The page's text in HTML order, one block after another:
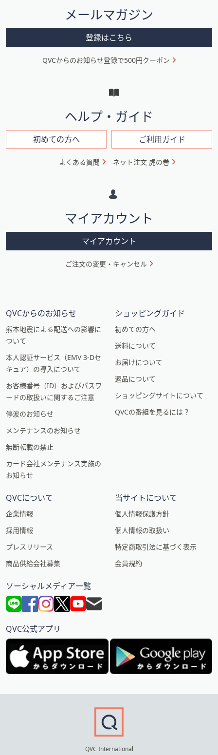
メ
ニ
ン
ン
メールマガジン
登録はこちら
QVCからのお知らせ登録で500円クーポン
ヘルプ・ガイド
初めての方へ ご利用ガイド
よくある質問 ネット注文 虎の巻
マイアカウント
マイアカウント
ご注文の変更・キャンセル
QVCからのお知らせ
熊本地震による配送への影響に
ついて
本人認証サービス（EMV 3-Dセ
キュア）の導入について
お客様番号（ID）およびパスワ
ードの取扱いに関するご注意
停波のお知らせ
メンテナンスのお知らせ
無断転載の禁止
カード会社メンテナンス実施の
お知らせ
ショッピングガイド
初めての方へ
送料について
お届けについて
返品について
ショッピングサイトについて
QVCの番組を見るには？
QVCについて
企業情報
採用情報
プレスリリース
商品供給会社募集
当サイトについて
個人情報保護方針
個人情報の取扱い
特定商取引法に基づく表示
会員規約
ソーシャルメディア一覧
QVC公式アプリ
QVC International